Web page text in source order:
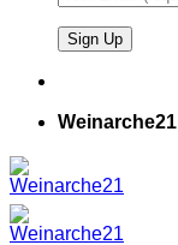
Weinarche21